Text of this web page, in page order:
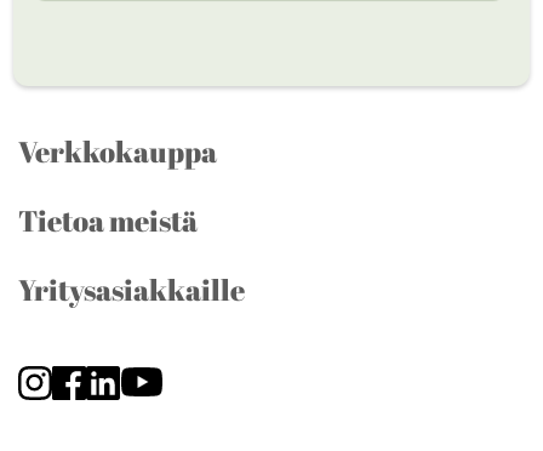
Verkkokauppa
Tietoa meistä
Yritysasiakkaille